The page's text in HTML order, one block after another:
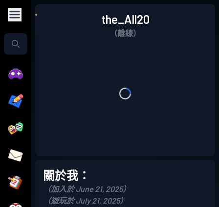
the_All20
（離線）
關於我：
（加入於 June 21, 2025）
（遊玩於 July 21, 2025）